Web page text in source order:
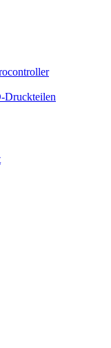
Druckteilen